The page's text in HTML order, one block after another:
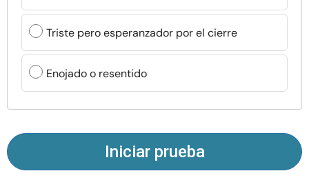
Cursos
Recursos
Comunidad
Encuentra un terapeuta
Idioma ES
Triste pero esperanzador por el cierre
Enojado o resentido
Iniciar prueba